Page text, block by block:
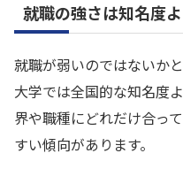
就職の強さは知名度
就職が弱いのではないか
大学では全国的な知名度
界や職種にどれだけ合っ
すい傾向があります。